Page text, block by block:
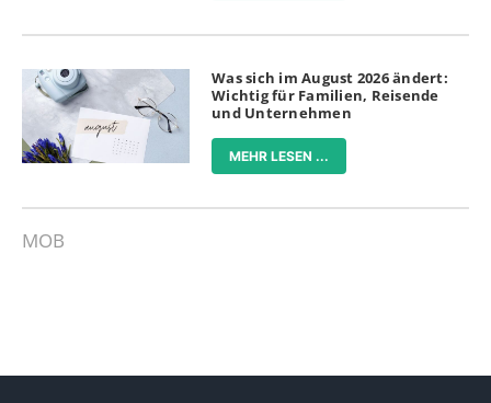
Was sich im August 2026 ändert:
Wichtig für Familien, Reisende
und Unternehmen
MEHR LESEN ...
MOB